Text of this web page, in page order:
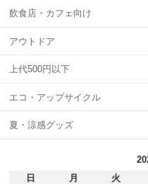
飲食店・カフェ向け
アウトドア
上代500円以下
エコ・アップサイクル
夏・涼感グッズ
日
月 火